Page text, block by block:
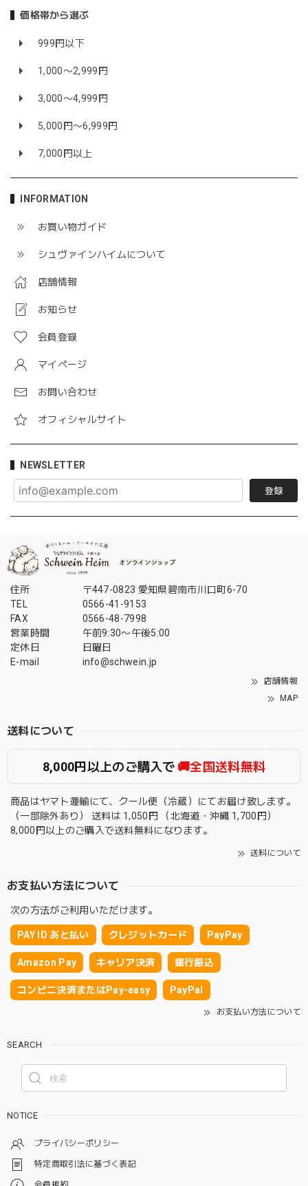
価格帯から選ぶ
999円以下
1,000〜2,999円
3,000〜4,999円
5,000円〜6,999円
7,000円以上
INFORMATION
お買い物ガイド
シュヴァインハイムについて
店舗情報
お知らせ
会員登録
マイページ
お問い合わせ
オフィシャルサイト
NEWSLETTER
登録
住所
〒447-0823 愛知県碧南市川口町6-70
TEL
0566-41-9153
FAX
0566-48-7998
営業時間
午前9:30〜午後5:00
定休日
日曜日
E-mail
info@schwein.jp
店舗情報
MAP
送料について
8,000円以上のご購入で 🚚全国送料無料
商品はヤマト運輸にて、クール便（冷蔵）にてお届け致します。
（一部除外あり） 送料は 1,050円 （北海道・沖縄 1,700円）
8,000円以上のご購入で送料無料になります。
送料について
お支払い方法について
次の方法がご利用いただけます。
PAY ID あと払い クレジットカード PayPay
Amazon Pay キャリア決済 銀行振込
コンビニ決済またはPay-easy PayPal
お支払い方法について
SEARCH
NOTICE
プライバシーポリシー
特定商取引法に基づく表記